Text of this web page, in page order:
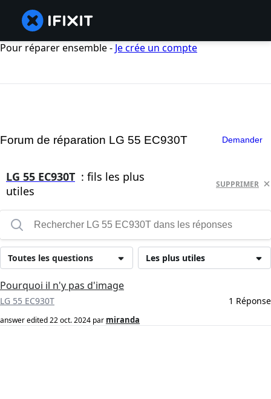
Pour réparer ensemble - Je crée un compte
Forum de réparation LG 55 EC930T Demander
LG 55 EC930T : fils les plus
utiles
SUPPRIMER
Les plus utiles
Toutes les questions
Pourquoi il n'y pas d'image
LG 55 EC930T 1 Réponse
answer edited22 oct. 2024 par miranda